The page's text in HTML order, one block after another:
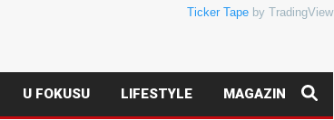
Ticker Tape by TradingView
U FOKUSU LIFESTYLE MAGAZIN